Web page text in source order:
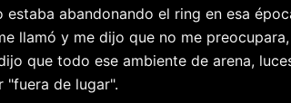
estaba abandonando el ring en esa
llamó y me dijo que no me
que todo ese ambiente de arena,
"fuera de lugar".